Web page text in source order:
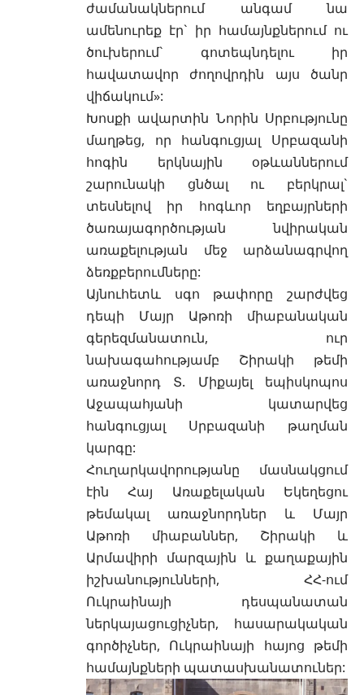
ժամանակներում անգամ նա
ամենուրեք էր` իր համայնքներում ու
ծուխերում` գոտեպնդելու իր
հավատավոր ժողովրդին այս ծանր
վիճակում»:
Խոսքի ավարտին Նորին Սրբությունը
մաղթեց, որ հանգուցյալ Սրբազանի
հոգին երկնային օթևաններում
շարունակի ցնծալ ու բերկրալ`
տեսնելով իր հոգևոր եղբայրների
ծառայագործության նվիրական
առաքելության մեջ արձանագրվող
ձեռքբերումները:
Այնուհետև սգո թափորը շարժվեց
դեպի Մայր Աթոռի միաբանական
գերեզմանատուն, ուր
նախագահությամբ Շիրակի թեմի
առաջնորդ Տ. Միքայել եպիսկոպոս
Աջապահյանի կատարվեց
հանգուցյալ Սրբազանի թաղման
կարգը:
Հուղարկավորությանը մասնակցում
էին Հայ Առաքելական Եկեղեցու
թեմակալ առաջնորդներ և Մայր
Աթոռի միաբաններ, Շիրակի և
Արմավիրի մարզային և քաղաքային
իշխանությունների, ՀՀ-ում
Ուկրաինայի դեսպանատան
ներկայացուցիչներ, հասարակական
գործիչներ, Ուկրաինայի հայոց թեմի
համայնքների պատասխանատուներ: